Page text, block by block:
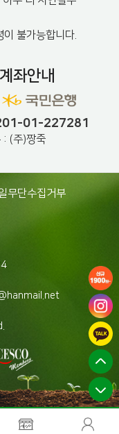
불가능합니다.
좌안내
01-227281
: (주)짱죽
무단수집거부